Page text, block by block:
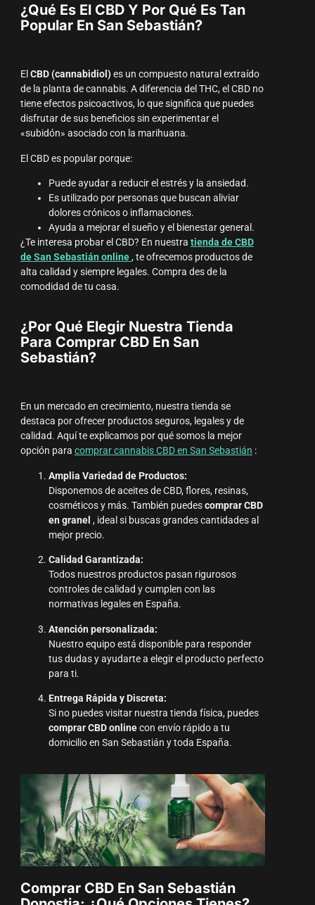
¿Qué Es El CBD Y Por Qué Es Tan
Popular En San Sebastián?
El CBD (cannabidiol)es un compuesto natural extraído
de la planta de cannabis. A diferencia del THC, el CBD no
tiene efectos psicoactivos, lo que significa que puedes
disfrutar de sus beneficios sin experimentar el
«subidón» asociado con la marihuana.
El CBD es popular porque:
Puede ayudar a reducir el estrés y la ansiedad.
Es utilizado por personas que buscan aliviar
dolores crónicos o inflamaciones.
Ayuda a mejorar el sueño y el bienestar general.
¿Te interesa probar el CBD? En nuestra tienda de CBD
de San Sebastián online, te ofrecemos productos de
alta calidad y siempre legales. Compra des de la
comodidad de tu casa.
¿Por Qué Elegir Nuestra Tienda
Para Comprar CBD En San
Sebastián?
En un mercado en crecimiento, nuestra tienda se
destaca por ofrecer productos seguros, legales y de
calidad. Aquí te explicamos por qué somos la mejor
opción para comprar cannabis CBD en San Sebastián :
Amplia Variedad de Productos:
Disponemos de aceites de CBD, flores, resinas,
cosméticos y más. También puedescomprar CBD
en granel , ideal si buscas grandes cantidades al
mejor precio.
Calidad Garantizada:
Todos nuestros productos pasan rigurosos
controles de calidad y cumplen con las
normativas legales en España.
Atención personalizada:
Nuestro equipo está disponible para responder
tus dudas y ayudarte a elegir el producto perfecto
para ti.
Entrega Rápida y Discreta:
Si no puedes visitar nuestra tienda física, puedes
comprar CBD onlinecon envío rápido a tu
domicilio en San Sebastián y toda España.
Comprar CBD En San Sebastián